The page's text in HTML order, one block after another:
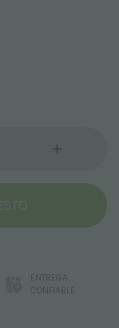
ENTREGA
CONFIABLE